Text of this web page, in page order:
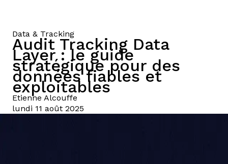
Data & Tracking
Audit Tracking Data
Layer : le guide
stratégique pour des
données fiables et
exploitables
Etienne Alcouffe
lundi 11 août 2025